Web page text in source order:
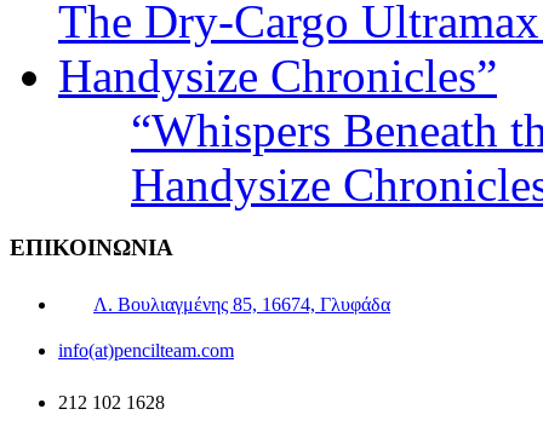
“Whispers Beneath
Handysize
ΕΠΙΚΟΙΝΩΝΙΑ
Λ. Βουλιαγμένης 85, 16674, Γλυφάδα
info(at)pencilteam.com
212 102 1628